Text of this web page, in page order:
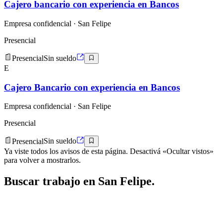
Cajero bancario con experiencia en Bancos
Empresa confidencial · San Felipe
Presencial
PresencialSin sueldo
E
Cajero Bancario con experiencia en Bancos
Empresa confidencial · San Felipe
Presencial
PresencialSin sueldo
Ya viste todos los avisos de esta página. Desactivá «Ocultar vistos»
para volver a mostrarlos.
Buscar trabajo en San Felipe.